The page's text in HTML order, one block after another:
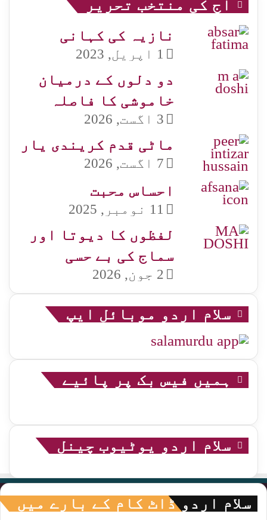
آج کی منتخب تحریر
نازیہ کی کہانی
1 اپریل, 2023
دو دلوں کے درمیان
خاموشی کا فاصلہ
3 اگست, 2026
ماٹی قدم کریندی یار
7 اگست, 2026
احساس محبت
11 نومبر, 2025
لفظوں کا دیوتا اور
سماج کی بے حسی
2 جون, 2026
سلام اردو موبائل ایپ
ہمیں فیس بک پر پائیے
سلام اردو یوٹیوب چینل
سلام اردو ڈاٹ کام کے بارے میں